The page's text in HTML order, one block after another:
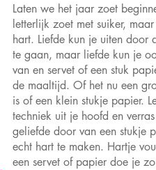
Laten we het jaar zoet
letterlijk zoet met suiker,
hart. Liefde kun je uiten door
te gaan, maar liefde kun je
van en servet of een stuk
de maaltijd. Of het nu een
is of een klein stukje papier.
techniek uit je hoofd en
geliefde door van een stukje
echt hart te maken. Hartje
een servet of papier doe je